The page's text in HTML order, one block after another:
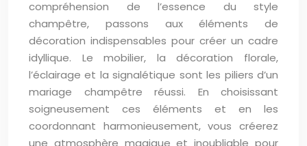
compréhension de l’essence du style
champêtre, passons aux éléments de
décoration indispensables pour créer un cadre
idyllique. Le mobilier, la décoration florale,
l’éclairage et la signalétique sont les piliers d’un
mariage champêtre réussi. En choisissant
soigneusement ces éléments et en les
coordonnant harmonieusement, vous créerez
une atmosphère magique et inoubliable pour